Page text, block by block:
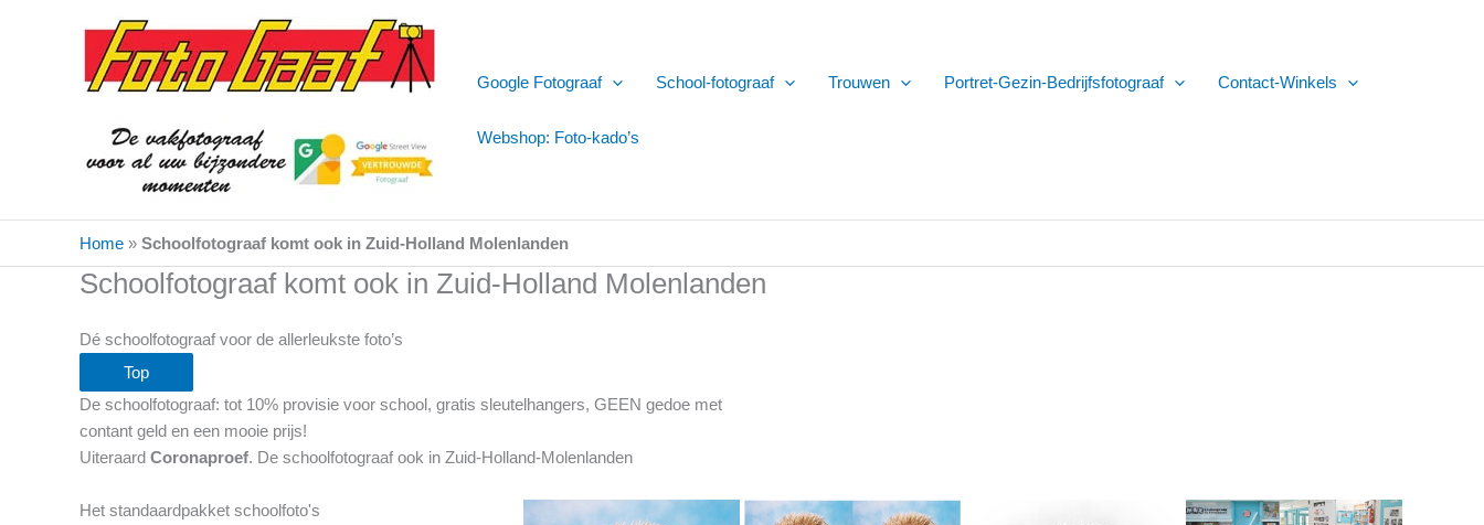
Google Fotograaf School-fotograaf Trouwen Portret-Gezin-Bedrijfsfotograaf Contact-Winkels
Webshop: Foto-kado’s
Home » Schoolfotograaf komt ook in Zuid-Holland Molenlanden
Schoolfotograaf komt ook in Zuid-Holland Molenlanden
Dé schoolfotograaf voor de allerleukste foto’s
Top
De schoolfotograaf: tot 10% provisie voor school, gratis sleutelhangers, GEEN gedoe met
contant geld en een mooie prijs!
Uiteraard Coronaproef. De schoolfotograaf ook in Zuid-Holland-Molenlanden
Het standaardpakket schoolfoto's